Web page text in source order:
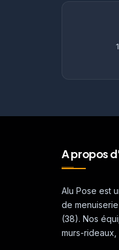
A propos
Alu Pose est
de
(38). Nos
murs-